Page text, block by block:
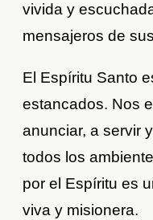
vivida y
mensajeros de
El Espíritu Santo
estancados. Nos
anunciar, a servir
todos los
por el Espíritu es
viva y misionera.